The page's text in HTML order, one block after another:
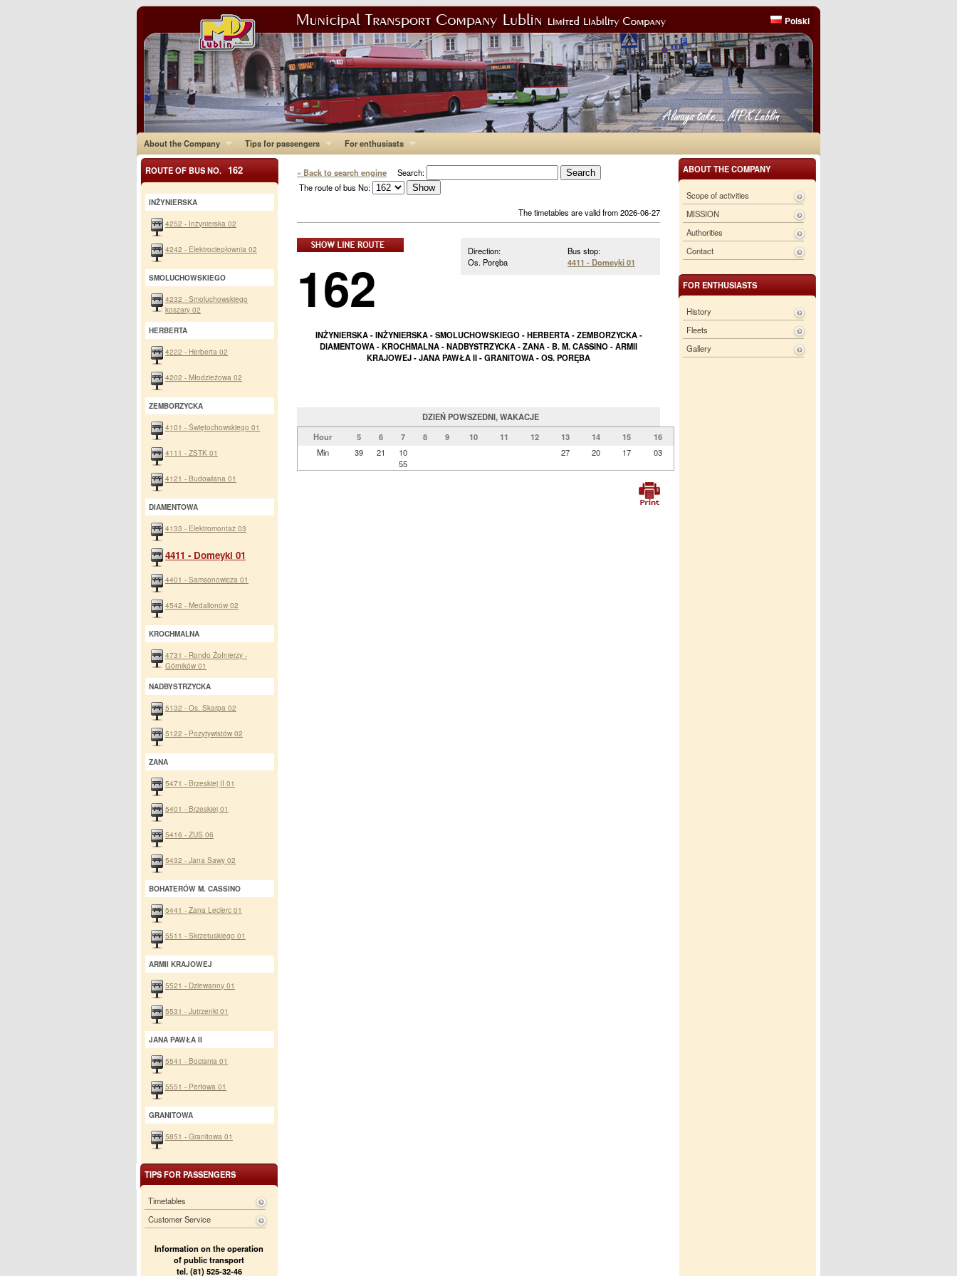
Polski
About the Company Tips for passengers For enthusiasts
ABOUT THE COMPANY
Scope of activities
MISSION
Authorities
Contact
FOR ENTHUSIASTS
History
Fleets
Gallery
« Back to search engine Search:
The route of bus No:
The timetables are valid from 2026-06-27
Bus stop:
4411 - Domeyki 01
Direction:
Os. Poręba
162
INŻYNIERSKA - INŻYNIERSKA - SMOLUCHOWSKIEGO - HERBERTA - ZEMBORZYCKA -
DIAMENTOWA - KROCHMALNA - NADBYSTRZYCKA - ZANA - B. M. CASSINO - ARMII
KRAJOWEJ - JANA PAWŁA II - GRANITOWA - OS. PORĘBA
DZIEŃ POWSZEDNI, WAKACJE
Hour
5 6 7 8 9 10 11 12 13 14 15
16
Min
39 21
10
55
27 20 17 03
ROUTE OF BUS NO. 162
INŻYNIERSKA
4252 - Inżynierska 02
4242 - Elektrociepłownia 02
SMOLUCHOWSKIEGO
4232 - Smoluchowskiego
koszary 02
HERBERTA
4222 - Herberta 02
4202 - Młodzieżowa 02
ZEMBORZYCKA
4101 - Świętochowskiego 01
4111 - ZSTK 01
4121 - Budowlana 01
DIAMENTOWA
4133 - Elektromontaż 03
4411 - Domeyki 01
4401 - Samsonowicza 01
4542 - Medalionów 02
KROCHMALNA
4731 - Rondo Żołnierzy -
Górników 01
NADBYSTRZYCKA
5132 - Os. Skarpa 02
5122 - Pozytywistów 02
ZANA
5471 - Brzeskiej II 01
5401 - Brzeskiej 01
5416 - ZUS 06
5432 - Jana Sawy 02
BOHATERÓW M. CASSINO
5441 - Zana Leclerc 01
5511 - Skrzetuskiego 01
ARMII KRAJOWEJ
5521 - Dziewanny 01
5531 - Jutrzenki 01
JANA PAWŁA II
5541 - Bociania 01
5551 - Perłowa 01
GRANITOWA
5851 - Granitowa 01
TIPS FOR PASSENGERS
Timetables
Customer Service
Information on the operation
of public transport
tel. (81) 525-32-46